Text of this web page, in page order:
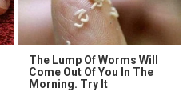
The Lump Of Worms Will
Come Out Of You In The
Morning. Try It